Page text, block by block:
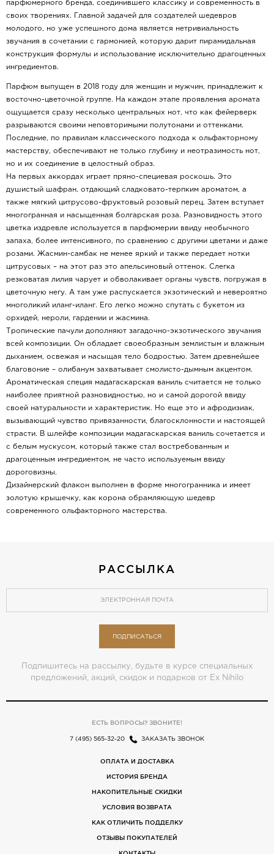
парфюмерного бренда, соединившего классику и современность в
своих творениях. Главной задачей для создателей шедевров
молодого, но уже успешного дома является нетривиальность
звучания в сочетании с гармонией, которую дарит пирамидальная
конструкция формулы и использование исключительно драгоценных
ингредиентов.
Парфюм выпущен в 2018 году для женщин и мужчин, принадлежит к
восточно-цветочной группе. На каждом этапе проявления аромата
ощущается сразу несколько центральных нот, что как фейерверк
разрываются своими неповторимыми полутонами и оттенками.
Последние, по правилам классического подхода к ольфакторному
мастерству, обеспечивают не только глубину и неотразимость нот,
но и их соединение в целостный образ.
На первых аккордах играет пряно-специевая роскошь. Это
душистый шафран, отдающий сладковато-терпким ароматом, а
также мягкий цитрусово-фруктовый розовый перец. Затем вступает
многогранная и насыщенная болгарская роза. Разновидность этого
цветка издревле используется в парфюмерии ввиду необычного
запаха, более интенсивного, по сравнению с другими цветами и даже
розами. Жасмин-самбак не менее яркий и также передает нотки
цитрусовых – на этот раз это апельсиновый оттенок. Слегка
резковатая лилия чарует и обволакивает органы чувств, погружая в
цветочную негу. А там уже распускается экзотический и невероятно
многоликий иланг-иланг. Его легко можно спутать с букетом из
орхидей, нероли, гардении и жасмина.
Тропические пачули дополняют загадочно-экзотического звучания
всей композиции. Он обладает своеобразным землистым и влажным
дыханием, освежая и насыщая тело бодростью. Затем древнейшее
благовоние – олибанум захватывает смолисто-дымным акцентом.
Ароматическая специя мадагаскарская ваниль считается не только
наиболее приятной разновидностью, но и самой дорогой ввиду
своей натуральности и характеристик. Но еще это и афродизиак,
вызывающий чувство привязанности, благосклонности и настоящей
страсти. В шлейфе композиции мадагаскарская ваниль сочетается и
с белым мускусом, который также стал востребованным и
драгоценным ингредиентом, не часто используемым ввиду
дороговизны.
Дизайнерский флакон выполнен в форме многогранника и имеет
золотую крышечку, как корона обрамляющую шедевр
современного ольфакторного мастерства.
РАССЫЛКА
ПОДПИСАТЬСЯ
Подпишитесь на рассылку, будьте в курсе специальных
предложений, акций, скидок и подарков от Ex Nihilo
ЕСТЬ ВОПРОСЫ? ЗВОНИТЕ!
7 (495) 565-32-20 ЗАКАЗАТЬ ЗВОНОК
ОПЛАТА И ДОСТАВКА
ИСТОРИЯ БРЕНДА
НАКОПИТЕЛЬНЫЕ СКИДКИ
УСЛОВИЯ ВОЗВРАТА
КАК ОТЛИЧИТЬ ПОДДЕЛКУ
ОТЗЫВЫ ПОКУПАТЕЛЕЙ